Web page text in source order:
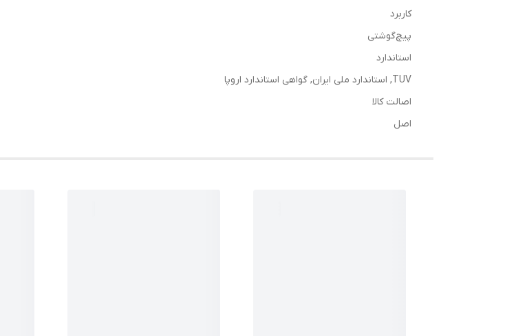
کاربرد
پیچ‌گوشتی
استاندارد
TUV, استاندارد ملی ایران, گواهی استاندارد اروپا
اصالت کالا
اصل